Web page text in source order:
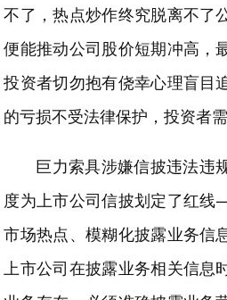
不了，热点炒作终究脱离不了
便能推动公司股价短期冲高，
投资者切勿抱有侥幸心理盲目
的亏损不受法律保护，投资者
巨力索具涉嫌信披违法违
度为上市公司信披划定了红
市场热点、模糊化披露业务信
上市公司在披露业务相关信息